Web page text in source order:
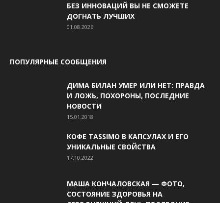
БЕЗ ИННОВАЦИЙ ВЫ НЕ СМОЖЕТЕ
ДОГНАТЬ ЛУЧШИХ
01.08.2026
ПОПУЛЯРНЫЕ СООБЩЕНИЯ
ДИМА БИЛАН УМЕР ИЛИ НЕТ: ПРАВДА
И ЛОЖЬ, ПОХОРОНЫ, ПОСЛЕДНИЕ
НОВОСТИ
15.01.2018
КОФЕ TASSIMO В КАПСУЛАХ И ЕГО
УНИКАЛЬНЫЕ СВОЙСТВА
17.10.2022
МАША КОНЧАЛОВСКАЯ — ФОТО,
СОСТОЯНИЕ ЗДОРОВЬЯ НА